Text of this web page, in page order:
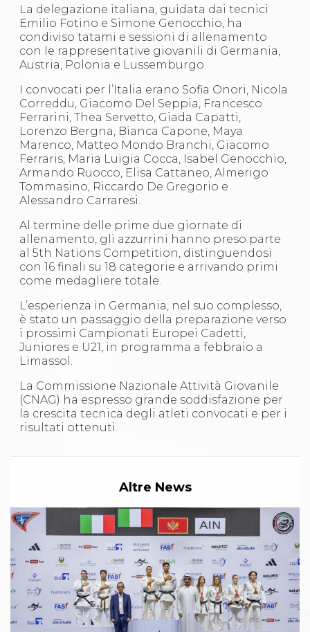
Pancrazio/Pankration
S'istrumpa
News
Calendario Attività
Difesa Personale MGA
News
Merchandising
Mappa del sito
Cerca
Contatti
News
Cookies Accept
Newsletter
Catalogo formativo
Corsi Monotematici
Corsi di Specializzazione
Corsi FIJLKAM-FISDIR
Corsi Preparatore Fisico
Edutraining class - Didattica infantile
Corso dirigenti sportivi
Corso Direttore di Gara
Abilitazioni
Sportello Fiscale
News
FAQ
Quesiti fiscali
Sostenibilità
Documenti
La delegazione italiana, guidata dai tecnici
Emilio Fotino e Simone Genocchio, ha
condiviso tatami e sessioni di allenamento
con le rappresentative giovanili di Germania,
Austria, Polonia e Lussemburgo.
I convocati per l’Italia erano Sofia Onori, Nicola
Correddu, Giacomo Del Seppia, Francesco
Ferrarini, Thea Servetto, Giada Capatti,
Lorenzo Bergna, Bianca Capone, Maya
Marenco, Matteo Mondo Branchi, Giacomo
Ferraris, Maria Luigia Cocca, Isabel Genocchio,
Armando Ruocco, Elisa Cattaneo, Almerigo
Tommasino, Riccardo De Gregorio e
Alessandro Carraresi.
Al termine delle prime due giornate di
allenamento, gli azzurrini hanno preso parte
al 5th Nations Competition, distinguendosi
con 16 finali su 18 categorie e arrivando primi
come medagliere totale.
L’esperienza in Germania, nel suo complesso,
è stato un passaggio della preparazione verso
i prossimi Campionati Europei Cadetti,
Juniores e U21, in programma a febbraio a
Limassol.
La Commissione Nazionale Attività Giovanile
(CNAG) ha espresso grande soddisfazione per
la crescita tecnica degli atleti convocati e per i
risultati ottenuti.
Altre News